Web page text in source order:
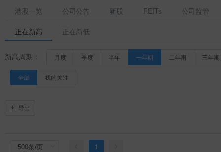
港股一览
公司公告 新股 REITs 公司监管
正在新高 正在新低
新高周期： 月度 季度 半年 一年期 二年期 三年期
全部 我的关注
导出
1